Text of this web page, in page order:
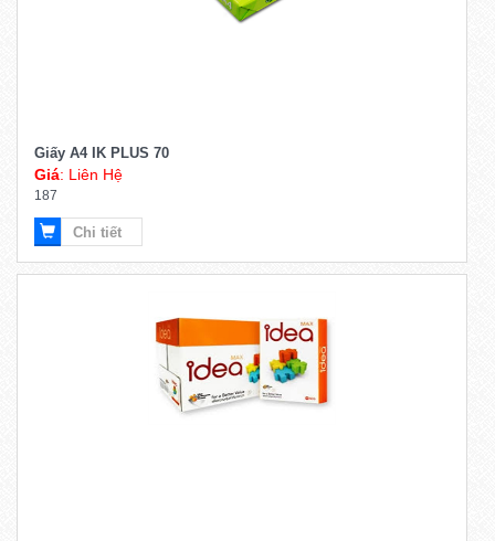
Giấy A4 IK PLUS 70
Giá: Liên Hệ
187
Chi tiết